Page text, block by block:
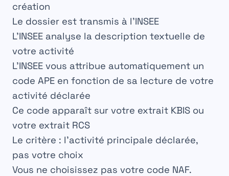
création
Le dossier est transmis à l’INSEE
L’INSEE analyse la description textuelle de
votre activité
L’INSEE vous attribue automatiquement un
code APE en fonction de sa lecture de votre
activité déclarée
Ce code apparaît sur votre extrait KBIS ou
votre extrait RCS
Le critère : l’activité principale déclarée,
pas votre choix
Vous ne choisissez pas votre code NAF.